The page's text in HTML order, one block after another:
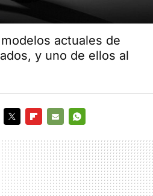
actuales de
y uno de ellos al
MAIL